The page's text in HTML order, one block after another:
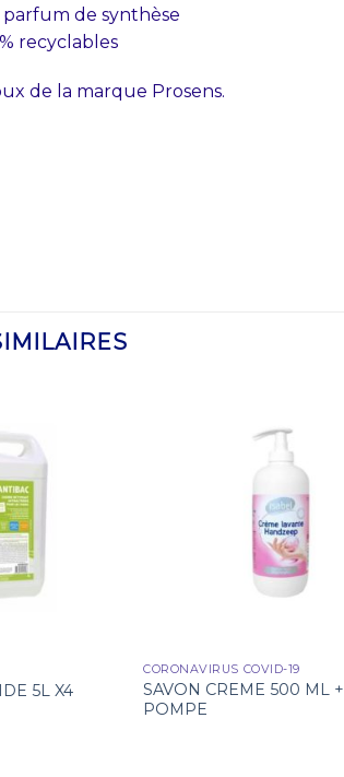
parfum de synthèse
recyclables
de la marque Prosens.
5L X4
CORONAVIRUS COVID-19
SAVON CREME 500 ML +
POMPE